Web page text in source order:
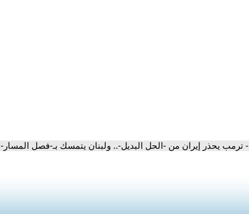
- ترمب يحذر إيران من -الحل البديل-.. ولبنان يتمسك بـ-فصل المسار-